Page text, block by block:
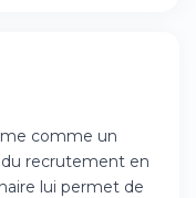
comme un
recrutement en
lui permet de